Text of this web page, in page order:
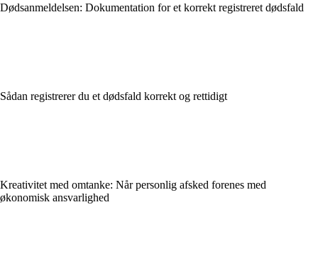
Dødsanmeldelsen: Dokumentation for et korrekt registreret dødsfald
Sådan registrerer du et dødsfald korrekt og rettidigt
Kreativitet med omtanke: Når personlig afsked forenes med
økonomisk ansvarlighed